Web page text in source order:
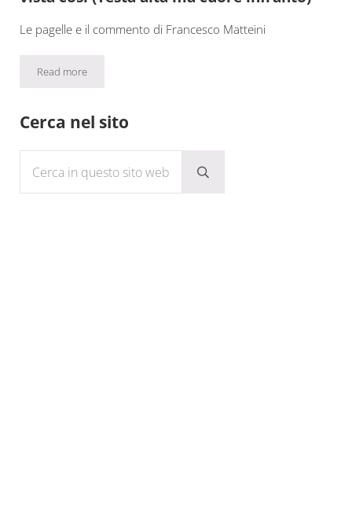
Le pagelle e il commento di Francesco Matteini
Read moreCoppa Italia / Fiorentina-Inter 1-2: io l’ho vista così (Testa alta
Sidebar
Cerca nel sito
Submit search